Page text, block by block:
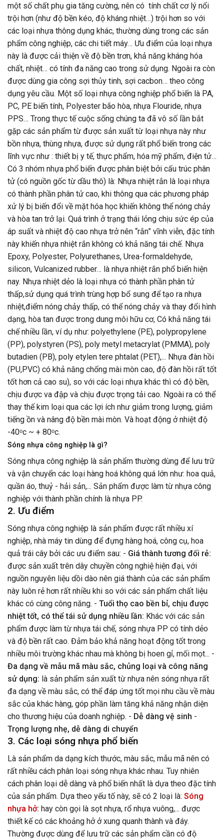
một số chất phụ gia tăng cường, nên có tính chất cơ lý nổi
trội hơn (như độ bền kéo, độ kháng nhiệt…) trội hơn so với
các loại nhựa thông dụng khác, thường dùng trong các sản
phẩm công nghiệp, các chi tiết máy… Ưu điểm của loại nhựa
này là được cải thiện về độ bền trơn, khả năng kháng hóa
chất, nhiệt… có tính đa năng cao trong sử dụng. Ngoài ra còn
được dùng gia công sợi thủy tinh, sợi cacbon… theo công
dụng yêu cầu. Một số loại nhựa công nghiệp phổ biến là PA,
PC, PE biến tính, Polyester bão hòa, nhựa Flouride, nhựa
PPS… Trong thực tế cuộc sống chúng ta đã vô số lần bắt
gặp các sản phẩm từ được sản xuất từ loại nhựa này như
bồn nhựa, thùng nhựa, được sử dụng rất phổ biến trong các
lĩnh vực như : thiết bị y tế, thực phẩm, hóa mỹ phẩm, điện tử…
Có 3 nhóm nhựa phổ biến được phân biệt bởi cấu trúc phân
tử (có nguồn gốc từ dầu thô) là: Nhựa nhiệt rắn là loại nhựa
có thành phần phân tử cao, khi thông qua các phương pháp
xử lý bị biến đổi về mặt hóa học khiến không thể nóng chảy
và hòa tan trở lại. Quá trình ở trạng thái lỏng chịu sức ép của
áp suất và nhiệt độ cao nhựa trở nên “rắn” vĩnh viễn, đặc tính
này khiến nhựa nhiệt rắn không có khả năng tái chế. Nhựa
Epoxy, Polyester, Polyurethanes, Urea-formaldehyde,
silicon, Vulcanized rubber… là nhựa nhiệt rắn phổ biến hiện
nay. Nhựa nhiệt dẻo là loại nhựa có thành phần phân tử
thấp,sử dụng quá trình trùng hợp bổ sung để tạo ra nhựa
nhiệt,điểm nóng chảy thấp, có thể nóng chảy và thay đổi hình
dạng, hòa tan được trong dung môi hữu cơ, Có khả năng tái
chế nhiều lần, ví dụ như: polyethylene (PE), polypropylene
(PP), polystyren (PS), poly metyl metacrylat (PMMA), poly
butadien (PB), poly etylen tere phtalat (PET),... Nhựa đàn hồi
(PU,PVC) có khả năng chống mài mòn cao, độ đàn hồi rất tốt
tốt hơn cả cao su), so với các loại nhựa khác thì có độ bền,
chịu được va đập và chịu được trọng tải cao. Ngoài ra có thể
thay thế kim loại qua các lợi ích như giảm trong lượng, giảm
tiếng ồn và nâng độ bền mài mòn. Và hoạt động ở nhiệt độ
-40ᵒc ~ + 80ᵒc.
Sóng nhựa công nghiệp là gì?
Sóng nhựa công nghiệp là sản phẩm thường dùng để lưu trữ
và vận chuyển các loại hàng hoá không quá lớn như: hoa quả,
quần áo, thuỷ - hải sản,... Sản phẩm được làm từ nhựa công
nghiệp với thành phần chính là nhựa PP.
2. Ưu điểm
Sóng nhựa công nghiệp là sản phẩm được rất nhiều xí
nghiệp, nhà máy tin dùng để đựng hàng hoá, công cụ, hoa
quả trái cây bởi các ưu điểm sau: - Giá thành tương đối rẻ:
được sản xuất trên dây chuyền công nghiệ hiện đại, với
nguồn nguyên liệu dồi dào nên giá thành của các sản phẩm
này luôn rẻ hơn rất nhiều khi so với các sản phẩm chất liệu
khác có cùng công năng. - Tuổi thọ cao bền bỉ, chịu được
nhiệt tốt, có thể tái sử dụng nhiều lần: Khác với các sản
phẩm được làm từ nhựa tái chế, sóng nhựa PP có tính dẻo
và độ bền rất cao. Đảm bảo khả năng hoạt động tốt trong
nhiều môi trường khác nhau mà không bị hoen gỉ, mối mọt... -
Đa dạng về mẫu mã màu sắc, chủng loại và công năng
sử dụng: là sản phẩm sản xuất từ nhựa nên sóng nhựa rất
đa dạng về màu sắc, có thể đáp ứng tốt mọi nhu cầu về màu
sắc của khác hàng, góp phần làm tăng khả năng nhận diện
cho thương hiệu của doanh nghiệp. - Dễ dàng vệ sinh -
Trọng lượng nhẹ, dễ dàng di chuyển
3. Các loại sóng nhựa phổ biến
Là sản phẩm da dạng kích thước, màu sắc, mẫu mã nên có
rất nhiều cách phân loại sóng nhựa khác nhau. Tuy nhiên
cách phân loại dễ dàng và phổ biến nhất là dựa theo đặc tính
của sản phẩm. Dựa theo yếu tố này, sẽ có 2 loại là: Sóng
nhựa hở: hay còn gọi là sọt nhựa, rổ nhựa vuông,... được
thiết kế có các khoảng hở ở xung quanh thành và đáy.
Thường được dùng để lưu trữ các sản phẩm cần có độ